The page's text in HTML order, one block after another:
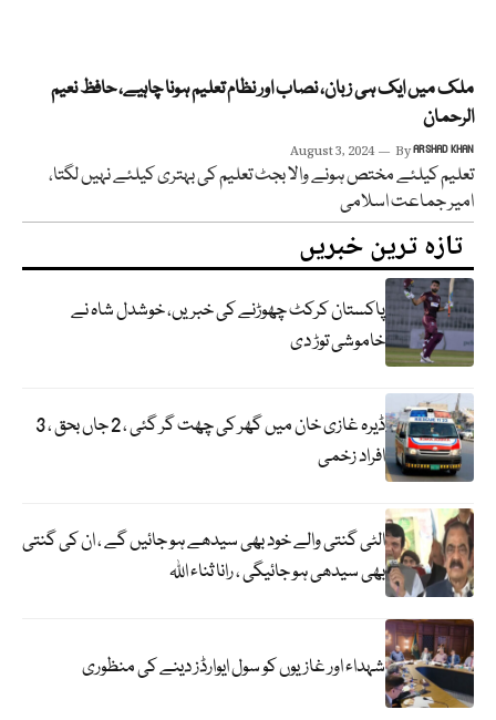
ملک میں ایک ہی زبان، نصاب اور نظام تعلیم ہونا چاہیے، حافظ نعیم
الرحمان
August 3, 2024 ByARSHAD KHAN
تعلیم کیلئے مختص ہونے والا بجٹ تعلیم کی بہتری کیلئے نہیں لگتا،
امیر جماعت اسلامی
تازہ ترین خبریں
پاکستان کرکٹ چھوڑنے کی خبریں، خوشدل شاہ نے
خاموشی توڑ دی
ڈیرہ غازی خان میں گھر کی چھت گر گئی ، 2 جاں بحق ، 3
افراد زخمی
الٹی گنتی والے خود بھی سیدھے ہو جائیں گے ، ان کی گنتی
بھی سیدھی ہو جائیگی ، رانا ثناء اللہ
شہداء اور غازیوں کو سول ایوارڈز دینے کی منظوری